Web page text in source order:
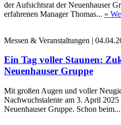
der Aufsichtsrat der Neuenhauser
erfahrenen Manager Thomas... »
Messen & Veranstaltungen |
Ein Tag voller Staunen:
Neuenhauser Gruppe
Mit großen Augen und voller
Nachwuchstalente am 3. April
Neuenhauser Gruppe. Schon beim...